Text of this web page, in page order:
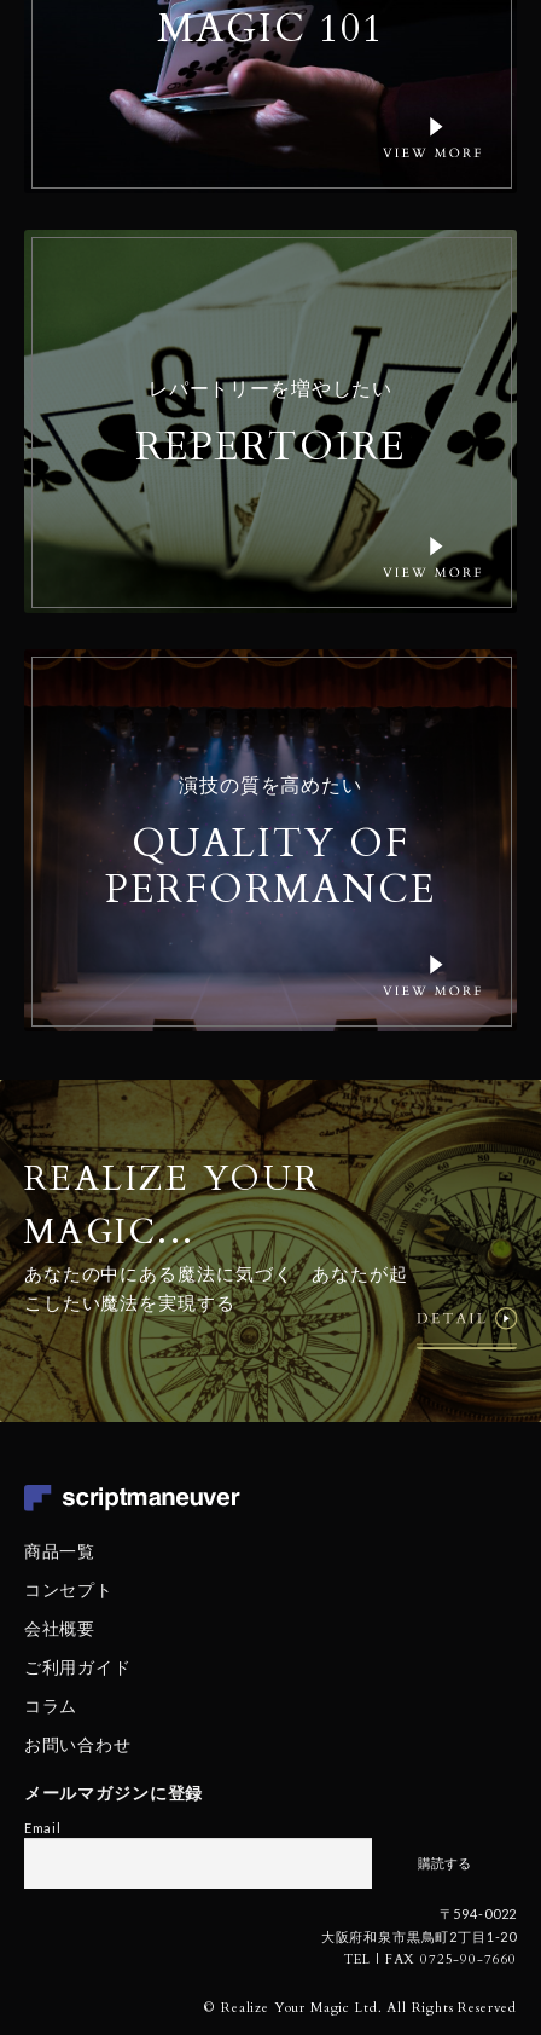
MAGIC 101
レパートリーを増やしたい
REPERTOIRE
演技の質を高めたい
QUALITY OF
PERFORMANCE
REALIZE YOUR
MAGIC...
あなたの中にある魔法に気づく あなたが起
こしたい魔法を実現する
商品一覧
コンセプト
会社概要
ご利用ガイド
コラム
お問い合わせ
メールマガジンに登録
Email
〒594-0022
大阪府和泉市黒鳥町2丁目1-20
TEL | FAX 0725-90-7660
© Realize Your Magic Ltd. All Rights Reserved